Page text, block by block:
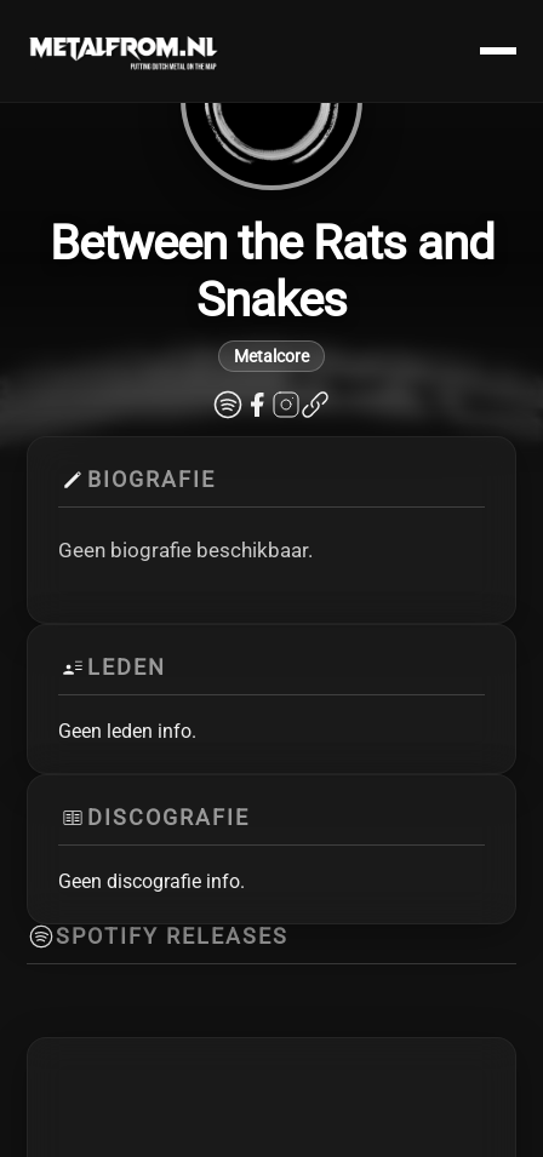
Between the Rats and
Snakes
Metalcore
BIOGRAFIE
Geen biografie beschikbaar.
LEDEN
Geen leden info.
DISCOGRAFIE
Geen discografie info.
SPOTIFY RELEASES